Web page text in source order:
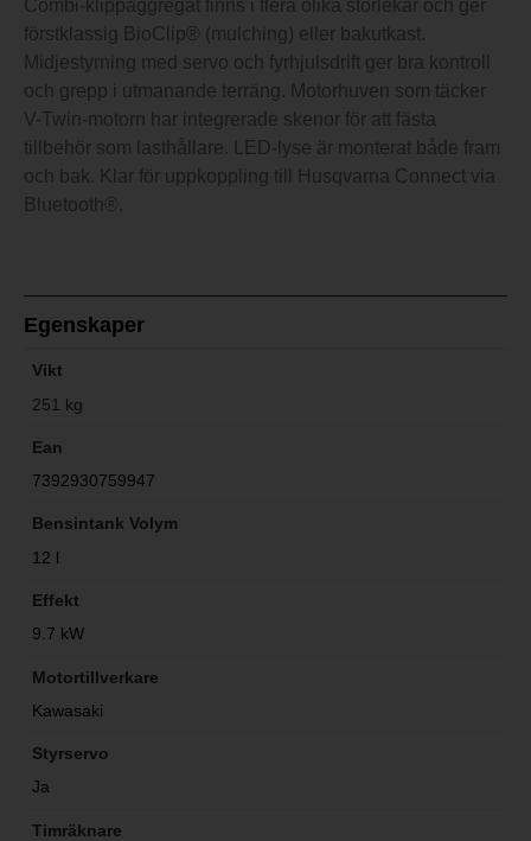
Combi-klippaggregat finns i flera olika storlekar och ger
förstklassig BioClip® (mulching) eller bakutkast.
Midjestyrning med servo och fyrhjulsdrift ger bra kontroll
och grepp i utmanande terräng. Motorhuven som täcker
V-Twin-motorn har integrerade skenor för att fästa
tillbehör som lasthållare. LED-lyse är monterat både fram
och bak. Klar för uppkoppling till Husqvarna Connect via
Bluetooth®.
Egenskaper
Vikt
251 kg
Ean
7392930759947
Bensintank Volym
12 l
Effekt
9.7 kW
Motortillverkare
Kawasaki
Styrservo
Ja
Timräknare